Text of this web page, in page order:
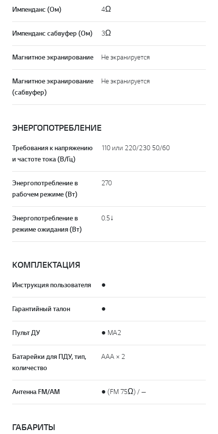
Импенданс (Ом) 4Ω
Импенданс сабвуфер (Ом) 3Ω
Магнитное экранирование Не экранируется
Магнитное экранирование
(сабвуфер)
Не экранируется
ЭНЕРГОПОТРЕБЛЕНИЕ
Требования к напряжению
и частоте тока (В/Гц)
110 или 220/230 50/60
Энергопотребление в
рабочем режиме (Вт)
270
Энергопотребление в
режиме ожидания (Вт)
0.5↓
КОМПЛЕКТАЦИЯ
Инструкция пользователя ●
Гарантийный талон ●
Пульт ДУ ● MA2
Батарейки для ПДУ, тип,
количество
AAA × 2
Антенна FM/AM ● (FM 75Ω) / —
ГАБАРИТЫ